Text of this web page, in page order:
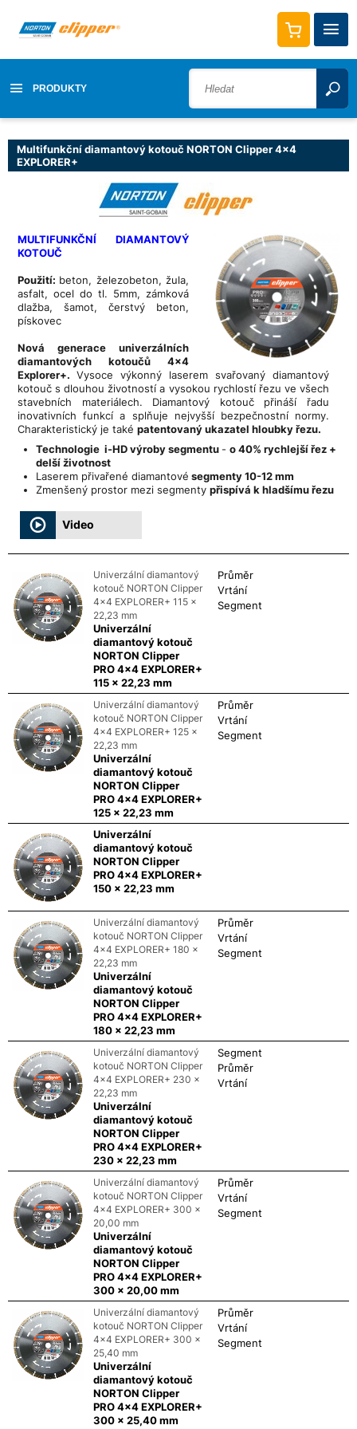
PRODUKTY
Multifunkční diamantový kotouč NORTON Clipper 4x4
EXPLORER+
MULTIFUNKČNÍ DIAMANTOVÝ
KOTOUČ
Použití: beton, železobeton, žula,
asfalt, ocel do tl. 5mm, zámková
dlažba, šamot, čerstvý beton,
pískovec
Nová generace univerzálních
diamantových kotoučů 4x4
Explorer+. Vysoce výkonný laserem svařovaný diamantový
kotouč s dlouhou životností a vysokou rychlostí řezu ve všech
stavebních materiálech. Diamantový kotouč přináší řadu
inovativních funkcí a splňuje nejvyšší bezpečnostní normy.
Charakteristický je také patentovaný ukazatel hloubky řezu.
Technologie i-HD výroby segmentu - o 40% rychlejší řez +
delší životnost
Laserem přivařené diamantové segmenty 10-12 mm
Zmenšený prostor mezi segmenty přispívá k hladšímu řezu
Video
Univerzální diamantový
kotouč NORTON Clipper
4x4 EXPLORER+ 115 x
22,23 mm
Univerzální
diamantový kotouč
NORTON Clipper
PRO 4x4 EXPLORER+
115 x 22,23 mm
Průměr
Vrtání
Segment
Univerzální diamantový
kotouč NORTON Clipper
4x4 EXPLORER+ 125 x
22,23 mm
Univerzální
diamantový kotouč
NORTON Clipper
PRO 4x4 EXPLORER+
125 x 22,23 mm
Průměr
Vrtání
Segment
Univerzální
diamantový kotouč
NORTON Clipper
PRO 4x4 EXPLORER+
150 x 22,23 mm
Univerzální diamantový
kotouč NORTON Clipper
4x4 EXPLORER+ 180 x
22,23 mm
Univerzální
diamantový kotouč
NORTON Clipper
PRO 4x4 EXPLORER+
180 x 22,23 mm
Průměr
Vrtání
Segment
Univerzální diamantový
kotouč NORTON Clipper
4x4 EXPLORER+ 230 x
22,23 mm
Univerzální
diamantový kotouč
NORTON Clipper
PRO 4x4 EXPLORER+
230 x 22,23 mm
Segment
Průměr
Vrtání
Univerzální diamantový
kotouč NORTON Clipper
4x4 EXPLORER+ 300 x
20,00 mm
Univerzální
diamantový kotouč
NORTON Clipper
PRO 4x4 EXPLORER+
300 x 20,00 mm
Průměr
Vrtání
Segment
Univerzální diamantový
kotouč NORTON Clipper
4x4 EXPLORER+ 300 x
25,40 mm
Univerzální
diamantový kotouč
NORTON Clipper
PRO 4x4 EXPLORER+
300 x 25,40 mm
Průměr
Vrtání
Segment